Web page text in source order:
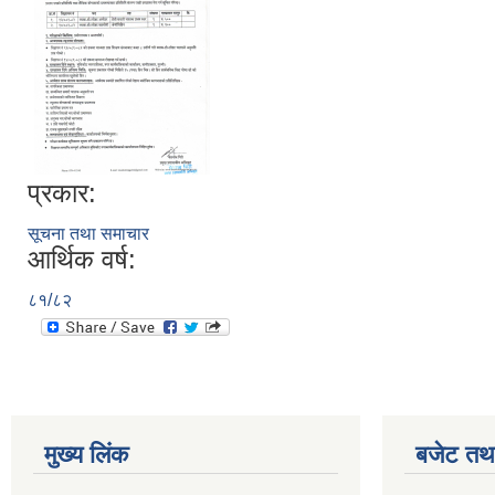
प्रकार:
सूचना तथा समाचार
आर्थिक वर्ष:
८१/८२
मुख्य लिंक बजेट